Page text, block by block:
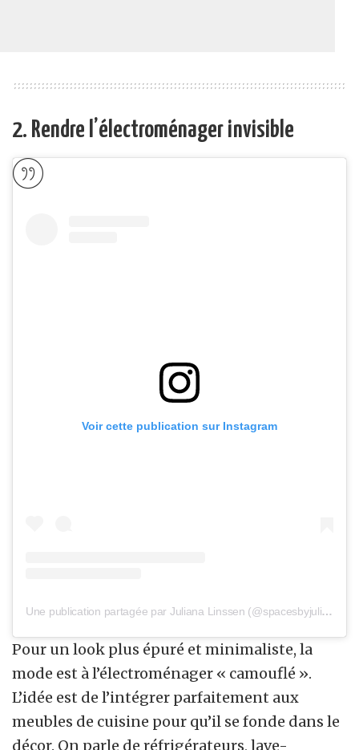
2. Rendre l’électroménager invisible
Voir cette publication sur Instagram
Une publication partagée par Juliana Linssen (@spacesbyjuliana)
Pour un look plus épuré et minimaliste, la
mode est à l’électroménager « camouflé ».
L’idée est de l’intégrer parfaitement aux
meubles de cuisine pour qu’il se fonde dans le
décor. On parle de réfrigérateurs, lave-